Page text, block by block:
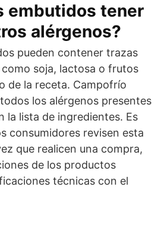
embutidos tener
alérgenos?
pueden contener trazas
soja, lactosa o frutos
de la receta. Campofrío
los alérgenos presentes
la lista de ingredientes. Es
consumidores revisen esta
que realicen una compra,
de los productos
técnicas con el